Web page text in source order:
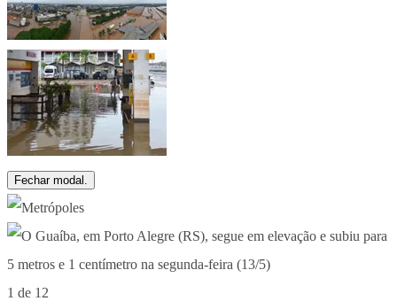
Fechar modal.
1 de 12